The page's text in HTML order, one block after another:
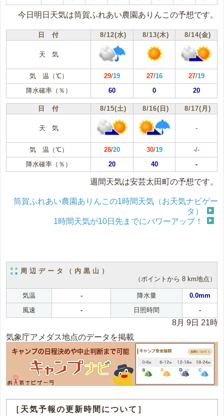
今日明日天気は筒賀ふれあい農園ありんこの予想です。
日 付 8/12(水) 8/13(木) 8/14(金)
天 気
気 温（℃） 29/19 27/16 27/19
降水確率（％）
60 0 20
日 付 8/15(土) 8/16(日) 8/17(月)
天 気 -
気 温（℃） 28/20 30/19 -/-
降水確率（％）
20 40 -
週間天気は安芸太田町の予想です。
筒賀ふれあい農園ありんこの1時間天気（お天気ナビゲー
タ）
1時間天気が10日先までにパワーアップ！
周辺データ（内黒山）
（ポイントから 8 km地点）
気温 - 降水量
0.0mm
風速
- 日照時間 -
8月 9日 21時
気象庁アメダス地点のデータを掲載
［天気予報の更新時間について］